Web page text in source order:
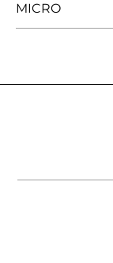
MICRO